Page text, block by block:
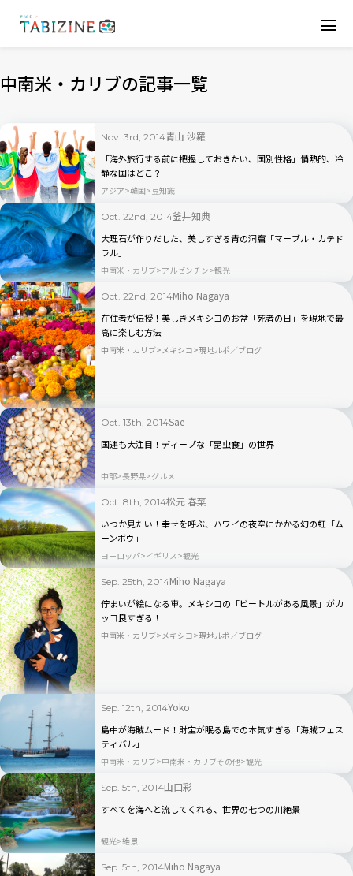
中南米・カリブの記事一覧
Nov. 3rd, 2014青山 沙羅
「海外旅行する前に把握しておきたい、国別性格」情熱的、冷
静な国はどこ？
アジア 韓国 豆知識
Oct. 22nd, 2014釜井知典
大理石が作りだした、美しすぎる青の洞窟「マーブル・カテド
ラル」
中南米・カリブ アルゼンチン 観光
Oct. 22nd, 2014Miho Nagaya
在住者が伝授！美しきメキシコのお盆「死者の日」を現地で最
高に楽しむ方法
中南米・カリブ メキシコ 現地ルポ／ブログ
Oct. 13th, 2014Sae
国連も大注目！ディープな「昆虫食」の世界
中部 長野県 グルメ
Oct. 8th, 2014松元 春菜
いつか見たい！幸せを呼ぶ、ハワイの夜空にかかる幻の虹「ム
ーンボウ」
ヨーロッパ イギリス 観光
Sep. 25th, 2014Miho Nagaya
佇まいが絵になる車。メキシコの「ビートルがある風景」がカ
ッコ良すぎる！
中南米・カリブ メキシコ 現地ルポ／ブログ
Sep. 12th, 2014Yoko
島中が海賊ムード！財宝が眠る島での本気すぎる「海賊フェス
ティバル」
中南米・カリブ 中南米・カリブその他 観光
Sep. 5th, 2014山口彩
すべてを海へと流してくれる、世界の七つの川絶景
観光 絶景
Sep. 5th, 2014Miho Nagaya